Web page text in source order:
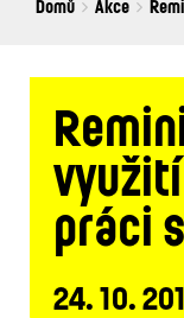
You
Domů Akce
práci
24. 10.